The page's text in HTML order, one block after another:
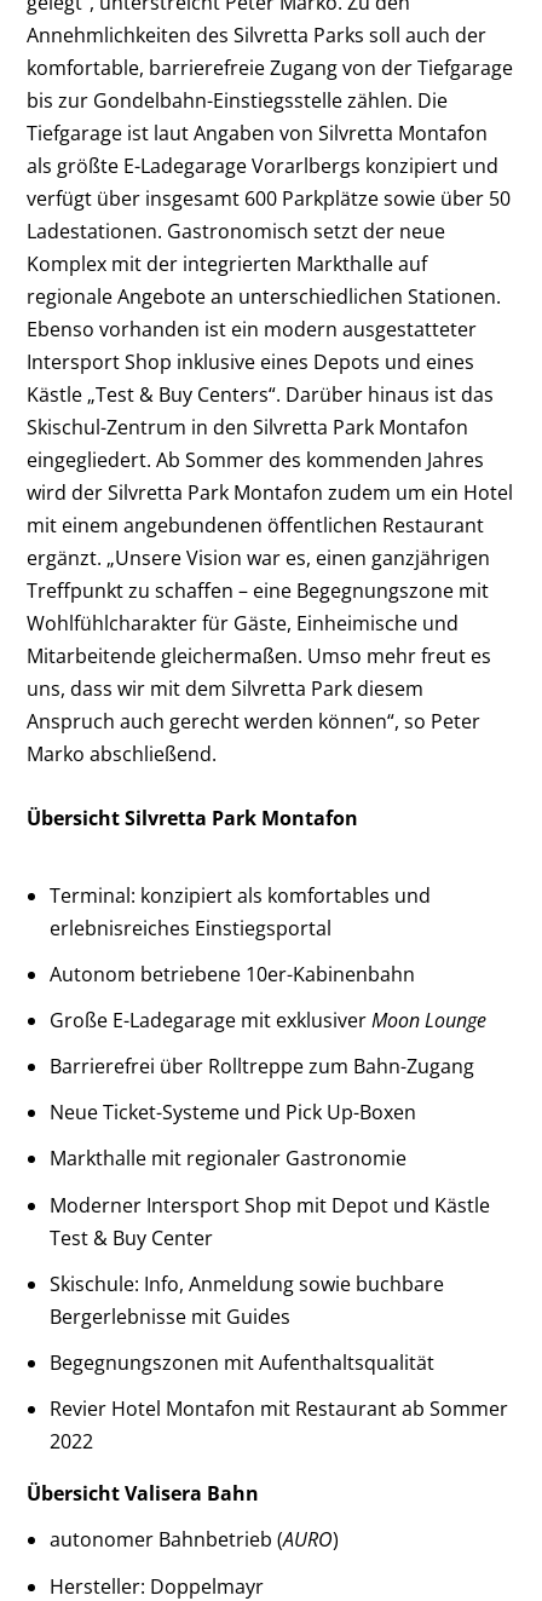
Annehmlichkeiten des Silvretta Parks soll auch der
komfortable, barrierefreie Zugang von der Tiefgarage
bis zur Gondelbahn-Einstiegsstelle zählen. Die
Tiefgarage ist laut Angaben von Silvretta Montafon
als größte E-Ladegarage Vorarlbergs konzipiert und
verfügt über insgesamt 600 Parkplätze sowie über 50
Ladestationen. Gastronomisch setzt der neue
Komplex mit der integrierten Markthalle auf
regionale Angebote an unterschiedlichen Stationen.
Ebenso vorhanden ist ein modern ausgestatteter
Intersport Shop inklusive eines Depots und eines
Kästle „Test & Buy Centers“. Darüber hinaus ist das
Skischul-Zentrum in den Silvretta Park Montafon
eingegliedert. Ab Sommer des kommenden Jahres
wird der Silvretta Park Montafon zudem um ein Hotel
mit einem angebundenen öffentlichen Restaurant
ergänzt. „Unsere Vision war es, einen ganzjährigen
Treffpunkt zu schaffen – eine Begegnungszone mit
Wohlfühlcharakter für Gäste, Einheimische und
Mitarbeitende gleichermaßen. Umso mehr freut es
uns, dass wir mit dem Silvretta Park diesem
Anspruch auch gerecht werden können“, so Peter
Marko abschließend.
Übersicht Silvretta Park Montafon
Terminal: konzipiert als komfortables und
erlebnisreiches Einstiegsportal
Autonom betriebene 10er-Kabinenbahn
Große E-Ladegarage mit exklusiverMoon Lounge
Barrierefrei über Rolltreppe zum Bahn-Zugang
Neue Ticket-Systeme und Pick Up-Boxen
Markthalle mit regionaler Gastronomie
Moderner Intersport Shop mit Depot und Kästle
Test & Buy Center
Skischule: Info, Anmeldung sowie buchbare
Bergerlebnisse mit Guides
Begegnungszonen mit Aufenthaltsqualität
Revier Hotel Montafon mit Restaurant ab Sommer
2022
Übersicht Valisera Bahn
autonomer Bahnbetrieb (AURO)
Hersteller: Doppelmayr